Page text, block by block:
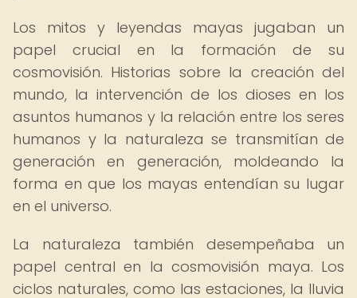
Los mitos y leyendas mayas jugaban un
papel crucial en la formación de su
cosmovisión. Historias sobre la creación del
mundo, la intervención de los dioses en los
asuntos humanos y la relación entre los seres
humanos y la naturaleza se transmitían de
generación en generación, moldeando la
forma en que los mayas entendían su lugar
en el universo.
La naturaleza también desempeñaba un
papel central en la cosmovisión maya. Los
ciclos naturales, como las estaciones, la lluvia